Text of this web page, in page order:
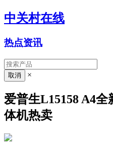
中关村在线
热点资讯
×
爱普生L15158 A4
体机热卖